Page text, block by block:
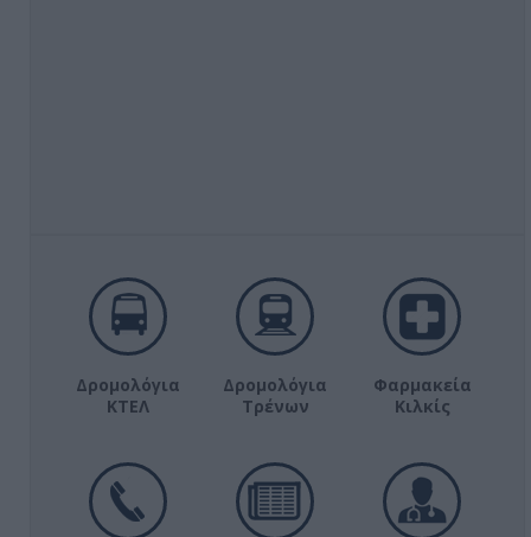
Δρομολόγια
ΚΤΕΛ
Δρομολόγια
Τρένων
Φαρμακεία
Κιλκίς